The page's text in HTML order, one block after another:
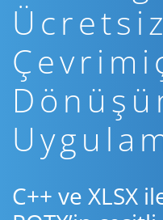
Ücretsiz
C++ ve XLSX